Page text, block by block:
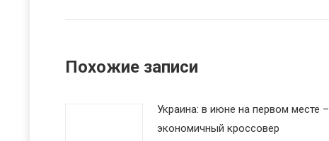
Похожие записи
Украина: в июне на первом месте –
экономичный кроссовер